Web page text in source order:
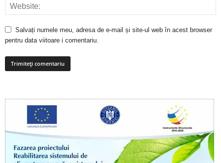
Salvați numele meu, adresa de e-mail și site-ul web în acest browser
pentru data viitoare i comentariu.